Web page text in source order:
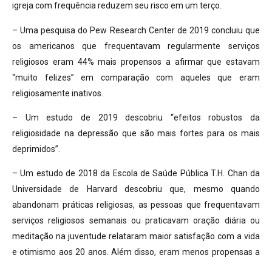
igreja com frequência reduzem seu risco em um terço.
– Uma pesquisa do Pew Research Center de 2019 concluiu que
os americanos que frequentavam regularmente serviços
religiosos eram 44% mais propensos a afirmar que estavam
“muito felizes” em comparação com aqueles que eram
religiosamente inativos.
– Um estudo de 2019 descobriu “efeitos robustos da
religiosidade na depressão que são mais fortes para os mais
deprimidos”.
– Um estudo de 2018 da Escola de Saúde Pública T.H. Chan da
Universidade de Harvard descobriu que, mesmo quando
abandonam práticas religiosas, as pessoas que frequentavam
serviços religiosos semanais ou praticavam oração diária ou
meditação na juventude relataram maior satisfação com a vida
e otimismo aos 20 anos. Além disso, eram menos propensas a